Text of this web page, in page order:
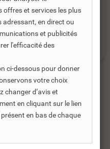
généralement des
Ils vous permettent soit
et services les plus
adressant, en direct ou
et publicités
l'efficacité des
ci-dessous pour donner
votre choix
changer d’avis et
en cliquant sur le lien
en bas de chaque